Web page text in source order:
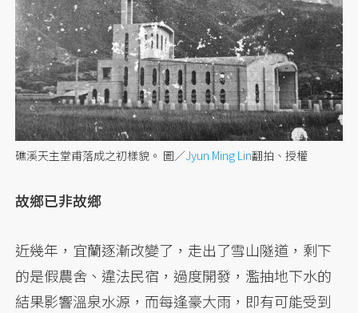
礁溪天主堂甫落成之初樣貌。 圖／Jyun Ming Lin翻拍、授權
故鄉已非故鄉
近幾年，宜蘭逐漸改變了，走出了雪山隧道，剩下
的是假農舍、違法民宿，過度開發，濫抽地下水的
結果影響溫泉水源，而每逢豪大雨，即有可能受到